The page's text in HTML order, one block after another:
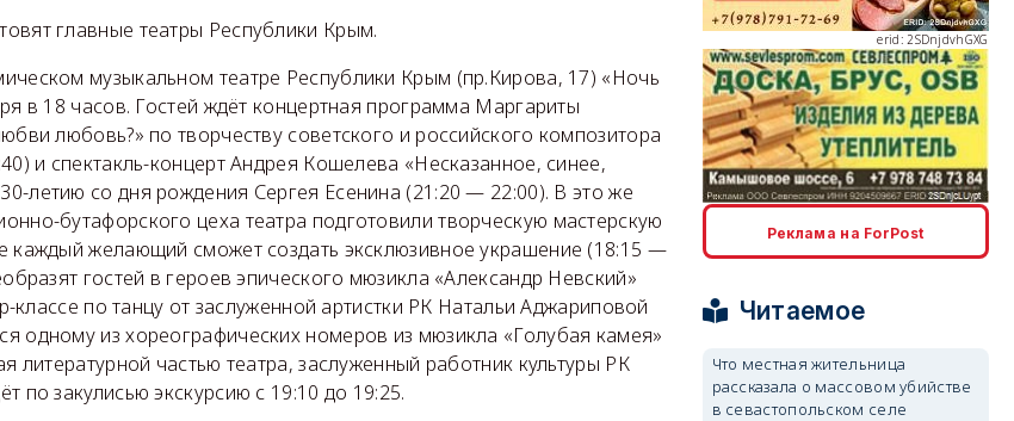
главные театры Республики Крым.
музыкальном театре Республики Крым (пр.Кирова, 17) «Ночь
в 18 часов. Гостей ждёт концертная программа Маргариты
любовь?» по творчеству советского и российского композитора
и спектакль-концерт Андрея Кошелева «Несказанное, синее,
летию со дня рождения Сергея Есенина (21:20 — 22:00). В это же
бутафорского цеха театра подготовили творческую мастерскую
каждый желающий сможет создать эксклюзивное украшение (18:15 —
гостей в героев эпического мюзикла «Александр Невский»
классе по танцу от заслуженной артистки РК Натальи Аджариповой
одному из хореографических номеров из мюзикла «Голубая камея»
литературной частью театра, заслуженный работник культуры РК
по закулисью экскурсию с 19:10 до 19:25.
erid: 2SDnjdvhGXG
erid: 2SDnjcLUypt
erid: 2SDnjcrDNw6
Реклама на ForPost
Читаемое
Что местная жительница
рассказала о массовом убийстве
в севастопольском селе